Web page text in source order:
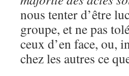
nous tenter d’être
groupe, et ne pas
ceux d’en face, ou,
chez les autres ce